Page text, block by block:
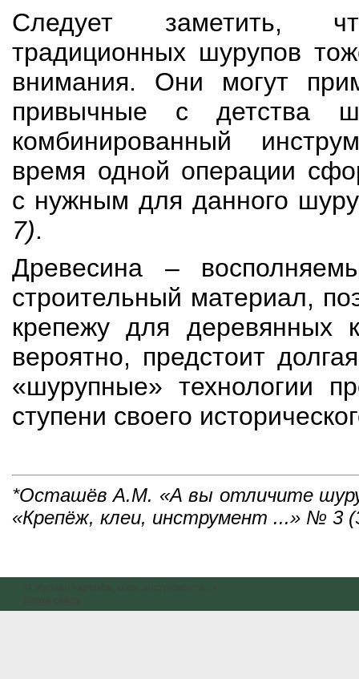
Следует заметить,
традиционных шурупов
внимания. Они могут
привычные с детства
комбинированный
время одной операции
с нужным для данного
7).
Древесина –
строительный материал,
крепежу для деревянных
вероятно, предстоит
«шурупные» технологии
ступени своего
*Осташёв А.М. «А вы отличите
«Крепёж, клеи, инструмент ...» № 3